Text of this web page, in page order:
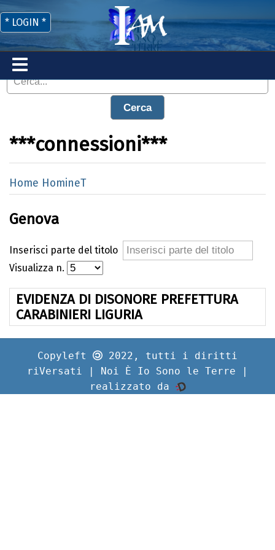
Cerca
* LOGIN *
***connessioni***
Home HomineT
Genova
Inserisci parte del titolo
Visualizza n.
EVIDENZA DI DISONORE PREFETTURA
CARABINIERI LIGURIA
Copyleft
2022, tutti i diritti
riVersati | Noi È Io Sono le Terre |
realizzato da